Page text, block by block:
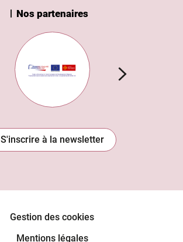
Nos partenaires
Subvention européenne
S'inscrire à la newsletter
Gestion des cookies
Mentions légales